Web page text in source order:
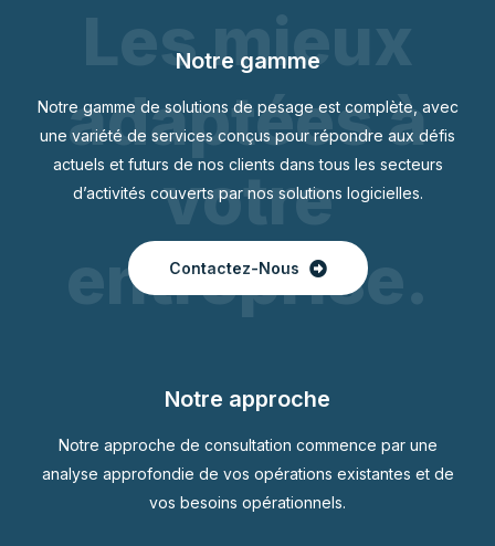
Notre gamme
Les mieux
adaptées à
votre
entreprise.
Notre gamme de solutions de pesage est complète, avec
une variété de services conçus pour répondre aux défis
actuels et futurs de nos clients dans tous les secteurs
d’activités couverts par nos solutions logicielles.
Contactez-Nous
Notre approche
Notre approche de consultation commence par une
analyse approfondie de vos opérations existantes et de
vos besoins opérationnels.